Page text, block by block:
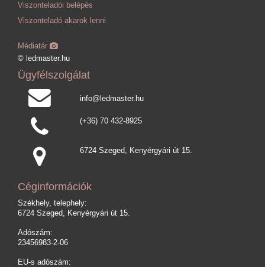
Viszonteladói belépés
Viszonteladó akarok lenni
Médiatár
© ledmaster.hu
Ügyfélszolgálat
info@ledmaster.hu
(+36) 70 432-8925
6724 Szeged, Kenyérgyári út 15.
Céginformációk
Székhely, telephely:
6724 Szeged, Kenyérgyári út 15.
Adószám:
23456983-2-06
EU-s adószám: